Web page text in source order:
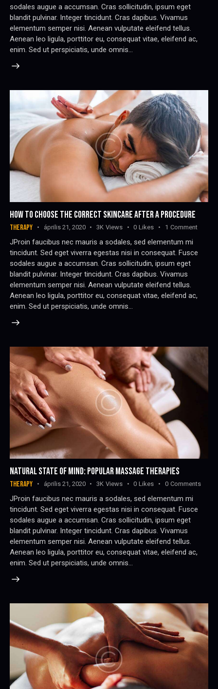
sodales augue a accumsan. Cras sollicitudin, ipsum eget
blandit pulvinar. Integer tincidunt. Cras dapibus. Vivamus
elementum semper nisi. Aenean vulputate eleifend tellus.
Aenean leo ligula, porttitor eu, consequat vitae, eleifend ac,
enim. Sed ut perspiciatis, unde omnis…
HOW TO CHOOSE THE CORRECT SKINCARE AFTER A PROCEDURE
THERAPY április 21, 2020 3K Views 0 Likes 1 Comment
JProin faucibus nec mauris a sodales, sed elementum mi
tincidunt. Sed eget viverra egestas nisi in consequat. Fusce
sodales augue a accumsan. Cras sollicitudin, ipsum eget
blandit pulvinar. Integer tincidunt. Cras dapibus. Vivamus
elementum semper nisi. Aenean vulputate eleifend tellus.
Aenean leo ligula, porttitor eu, consequat vitae, eleifend ac,
enim. Sed ut perspiciatis, unde omnis…
NATURAL STATE OF MIND: POPULAR MASSAGE THERAPIES
THERAPY április 21, 2020 3K Views 0 Likes 0 Comments
JProin faucibus nec mauris a sodales, sed elementum mi
tincidunt. Sed eget viverra egestas nisi in consequat. Fusce
sodales augue a accumsan. Cras sollicitudin, ipsum eget
blandit pulvinar. Integer tincidunt. Cras dapibus. Vivamus
elementum semper nisi. Aenean vulputate eleifend tellus.
Aenean leo ligula, porttitor eu, consequat vitae, eleifend ac,
enim. Sed ut perspiciatis, unde omnis…